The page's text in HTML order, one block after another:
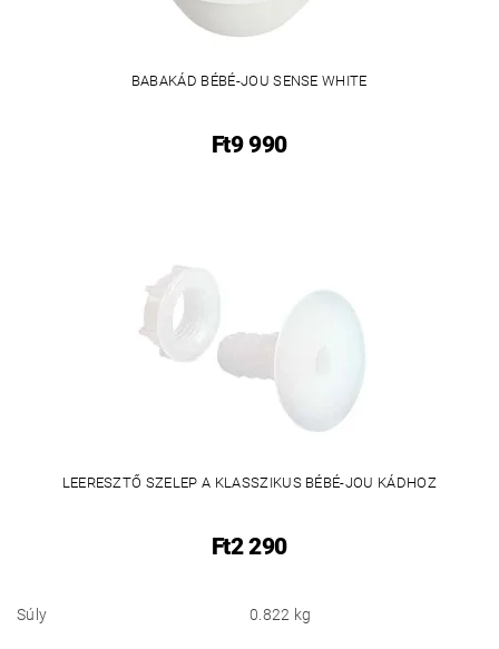
BABAKÁD BÉBÉ-JOU SENSE WHITE
Ft9 990
LEERESZTŐ SZELEP A KLASSZIKUS BÉBÉ-JOU KÁDHOZ
Ft2 290
Súly 0.822 kg